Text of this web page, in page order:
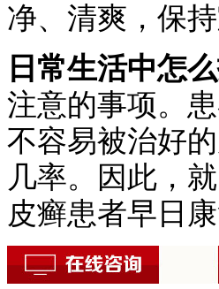
净、清爽，保
日常生活中怎
注意的事项。
不容易被治好
几率。因此，
皮癣患者早日康